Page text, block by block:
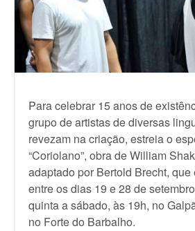
Para celebrar 15 anos de
grupo de artistas de diversas
revezam na criação, estreia o
“Coriolano”, obra de William
adaptado por Bertold Brecht, que
entre os dias 19 e 28 de
quinta a sábado, às 19h, no
no Forte do Barbalho.